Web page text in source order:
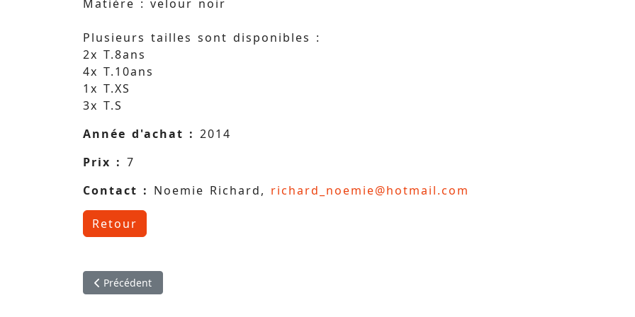
Matière : velour noir
Plusieurs tailles sont disponibles :
2x T.8ans
4x T.10ans
1x T.XS
3x T.S
Année d'achat : 2014
Prix : 7
Contact : Noemie Richard, richard_noemie@hotmail.com
Retour
Article précédent : Ancien justaucorps de société
Précédent